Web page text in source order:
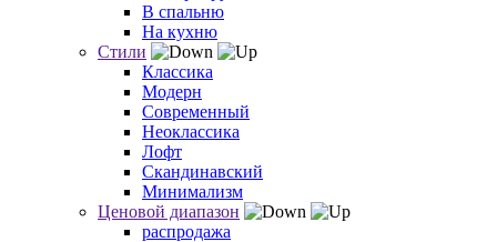
В спальню
На кухню
Стили
Классика
Модерн
Современный
Неоклассика
Лофт
Скандинавский
Минимализм
Ценовой диапазон
распродажа